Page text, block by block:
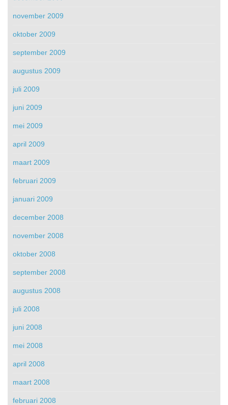
november 2009
oktober 2009
september 2009
augustus 2009
juli 2009
juni 2009
mei 2009
april 2009
maart 2009
februari 2009
januari 2009
december 2008
november 2008
oktober 2008
september 2008
augustus 2008
juli 2008
juni 2008
mei 2008
april 2008
maart 2008
februari 2008